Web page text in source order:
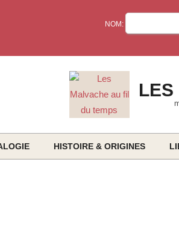
NOM:
LES
HISTOIRE & ORIGINES